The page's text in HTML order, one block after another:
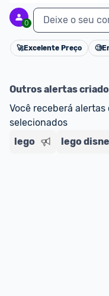
0 Deixe o seu
🚀Excelente Preço 🧐
Outros alertas
Você receberá
selecionados
lego
lego